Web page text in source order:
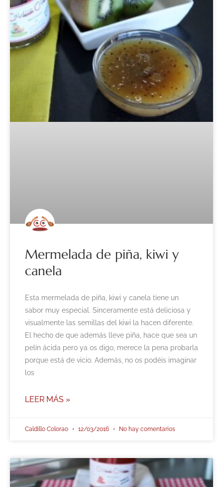
Mermelada de piña, kiwi y
canela
Esta mermelada de piña, kiwi y canela tiene un
sabor muy especial. Sinceramente está deliciosa y
visualmente las semillas del kiwi la hacen diferente.
El hecho de que además lleve piña, hace que sea un
pelín ácida pero ya os digo, merece la pena probarla
porque está de vicio. Además, no os podéis imaginar
los
LEER MÁS »
Caldillo Colorao 12/03/2016 No hay comentarios